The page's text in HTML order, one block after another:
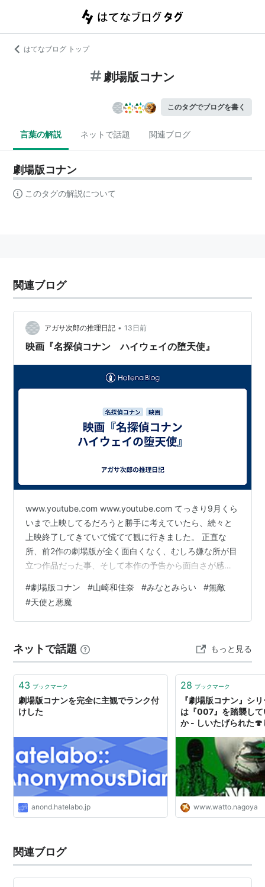
はてなブログ トップ
劇場版コナン
このタグでブログを書く
言葉の解説 ネットで話題 関連ブログ
劇場版コナン
このタグの解説について
関連ブログ
アガサ次郎の推理日記 • 13日前
映画『名探偵コナン ハイウェイの堕天使』
www.youtube.com www.youtube.com てっきり9月くら
いまで上映してるだろうと勝手に考えていたら、続々と
上映終了してきていて慌てて観に行きました。 正直な
所、前2作の劇場版が全く面白くなく、むしろ嫌な所が目
立つ作品だった事、そして本作の予告から面白さが感じ
ただ実際終わりを迎えていくと気になってしまいます
ね。 ということで、元々期待値のハードルが無いに等し
いくらいだったからか、本作はそこそこ面白いと感じま
嫌な所というのは、コナンの行動に尽きます。 最後の荒
唐無稽な展…
#劇場版コナン #山崎和佳奈 #みなとみらい #無敵
#天使と悪魔
ネットで話題 もっと見る
43 ブックマーク
劇場版コナンを完全に主観でランク付
けした
anond.hatelabo.jp
28 ブックマーク
『劇場版コナン』シ
は『007』を踏襲し
か - しいたげられた
www.watto.nagoya
関連ブログ